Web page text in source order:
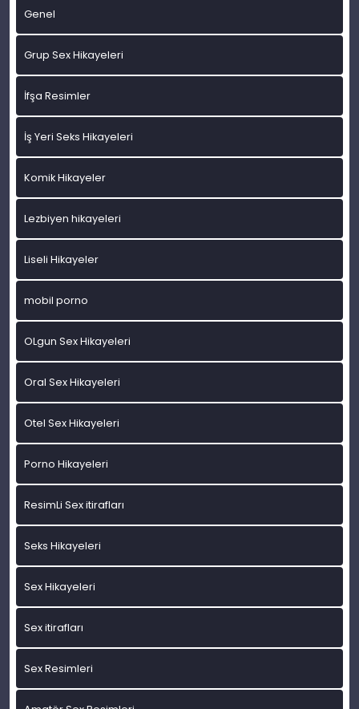
Genel
Grup Sex Hikayeleri
İfşa Resimler
İş Yeri Seks Hikayeleri
Komik Hikayeler
Lezbiyen hikayeleri
Liseli Hikayeler
mobil porno
OLgun Sex Hikayeleri
Oral Sex Hikayeleri
Otel Sex Hikayeleri
Porno Hikayeleri
ResimLi Sex itirafları
Seks Hikayeleri
Sex Hikayeleri
Sex itirafları
Sex Resimleri